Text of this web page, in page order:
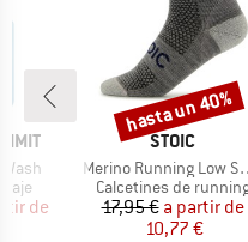
reducido
de
MARCA
STOIC
Artículo
Merino Running Low Socks
Product group
Calcetines de
Precio
17,95 € Precio
a partir de
10,77 €
Descuento
hasta un 40%